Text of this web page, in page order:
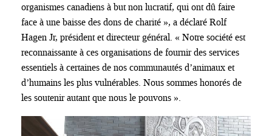
organismes canadiens à but non lucratif, qui ont dû faire
face à une baisse des dons de charité », a déclaré Rolf
Hagen Jr, président et directeur général. « Notre société est
reconnaissante à ces organisations de fournir des services
essentiels à certaines de nos communautés d’animaux et
d’humains les plus vulnérables. Nous sommes honorés de
les soutenir autant que nous le pouvons ».